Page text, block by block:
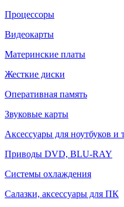
Процессоры
Видеокарты
Материнские платы
Жесткие диски
Оперативная память
Звуковые карты
Аксессуары для ноутбуков и
Приводы DVD, BLU-RAY
Системы охлаждения
Салазки, аксессуары для ПК